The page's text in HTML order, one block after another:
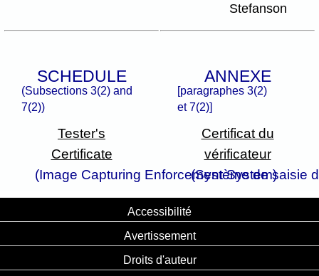
Stefanson
SCHEDULE
(Subsections 3(2) and
7(2))
Tester's
Certificate
(Image Capturing Enforcement System)
ANNEXE
[paragraphes 3(2)
et 7(2)]
Certificat du
vérificateur
(Système de saisie
Accessibilité
Avertissement
Droits d'auteur